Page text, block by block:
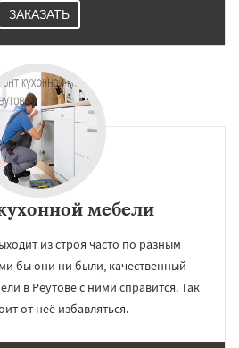
ЗАКАЗАТЬ
мебели
из строя часто по разным
бы они ни были, качественный
в Реутове с ними справится. Так
от неё избавляться.